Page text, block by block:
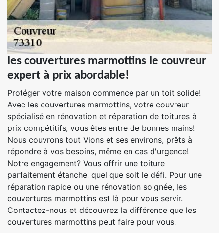
les couvertures marmottins le couvreur
expert à prix abordable!
Protéger votre maison commence par un toit solide!
Avec les couvertures marmottins, votre couvreur
spécialisé en rénovation et réparation de toitures à
prix compétitifs, vous êtes entre de bonnes mains!
Nous couvrons tout Vions et ses environs, prêts à
répondre à vos besoins, même en cas d'urgence!
Notre engagement? Vous offrir une toiture
parfaitement étanche, quel que soit le défi. Pour une
réparation rapide ou une rénovation soignée, les
couvertures marmottins est là pour vous servir.
Contactez-nous et découvrez la différence que les
couvertures marmottins peut faire pour vous!